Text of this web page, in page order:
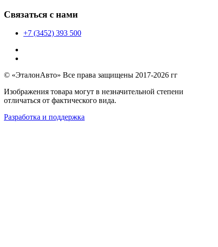
Связаться с нами
+7 (3452) 393 500
© «ЭталонАвто» Все права защищены 2017-2026 гг
Изображения товара могут в незначительной степени
отличаться от фактического вида.
Разработка и поддержка